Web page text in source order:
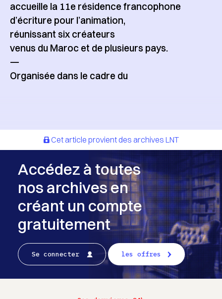
accueille la 11e résidence francophone
d’écriture pour l’animation,
réunissant six créateurs
venus du Maroc et de plusieurs pays.
—
Organisée dans le cadre du
Cet article provient des archives LNT
Accédez à toutes
nos archives en
créant un compte
gratuitement
Se connecter les offres